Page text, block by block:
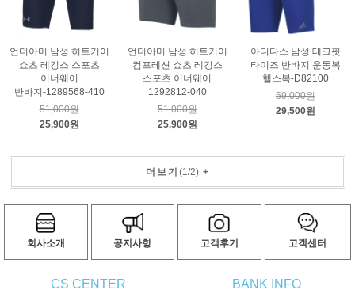
언더아머 남성 히트기어
쇼츠 레깅스 스포츠
이너웨어
반바지-1289568-410
51,000원
25,900원
언더아머 남성 히트기어
컴프레션 쇼츠 레깅스
스포츠 이너웨어
1292812-040
51,000원
25,900원
아디다스 남성 테크핏
타이즈 반바지 운동복
헬스복-D82100
59,000원
29,500원
더보기 (1/2)+
회사소개 공지사항 고객후기 고객센터
CS CENTER
BANK INFO